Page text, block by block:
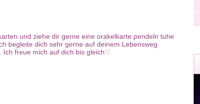
und ziehe dir gerne eine orakelkarte.pendeln tuhe
begleite dich sehr gerne auf deinem Lebensweg
Ich freue mich auf dich bis gleich♡